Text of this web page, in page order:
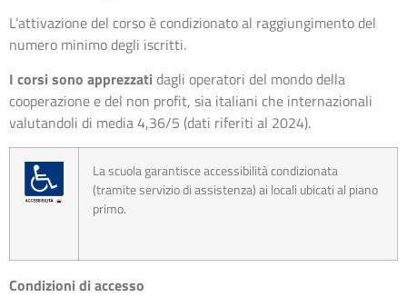
L’attivazione del corso è condizionato al raggiungimento del
numero minimo degli iscritti.
I corsi sono apprezzati dagli operatori del mondo della
cooperazione e del non profit, sia italiani che internazionali
valutandoli di media 4,36/5 (dati riferiti al 2024).
La scuola garantisce accessibilità condizionata
(tramite servizio di assistenza) ai locali ubicati al piano
primo.
Condizioni di accesso